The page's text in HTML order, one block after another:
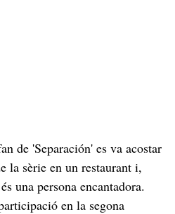
de 'Separación' es va acostar
la sèrie en un restaurant i,
una persona encantadora.
en la segona